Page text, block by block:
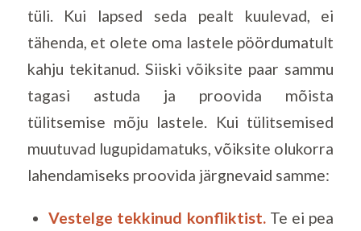
tüli. Kui lapsed seda pealt kuulevad, ei
tähenda, et olete oma lastele pöördumatult
kahju tekitanud. Siiski võiksite paar sammu
tagasi astuda ja proovida mõista
tülitsemise mõju lastele. Kui tülitsemised
muutuvad lugupidamatuks, võiksite olukorra
lahendamiseks proovida järgnevaid samme:
Vestelge tekkinud konfliktist.Te ei pea